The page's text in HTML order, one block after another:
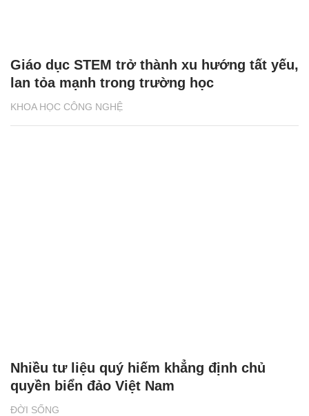
KHOA HỌC CÔNG NGHỆ
Giáo dục STEM trở thành xu hướng tất yếu,
lan tỏa mạnh trong trường học
ĐỜI SỐNG
Nhiều tư liệu quý hiếm khẳng định chủ
quyền biển đảo Việt Nam